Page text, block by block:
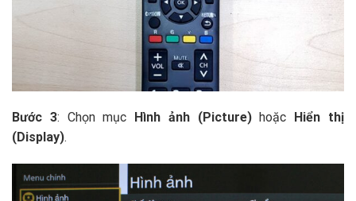
Bước 3: Chọn mục Hình ảnh (Picture)hoặc
Hiển thị
(Display).